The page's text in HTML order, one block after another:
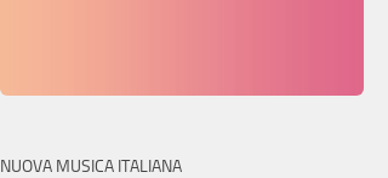
NUOVA MUSICA ITALIANA